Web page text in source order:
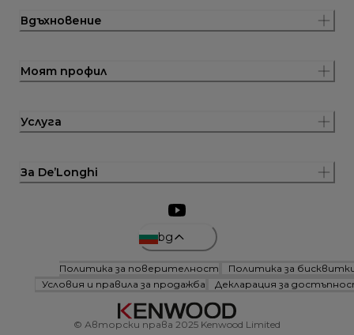
Вдъхновение
Моят профил
Услуга
За De’Longhi
bg
Политика за поверителност
Политика за
Условия и правила за продажба
Декларация за
© Авторски права 2025 Kenwood Limited